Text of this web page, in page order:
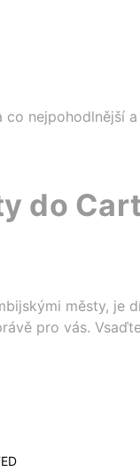
nejpohodlnější
do
městy, je
pro vás.